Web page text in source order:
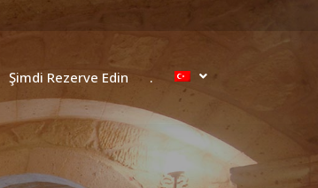
Şimdi Rezerve Edin .